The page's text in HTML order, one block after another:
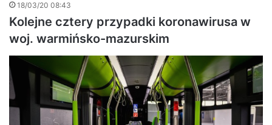
18/03/20 08:43
Kolejne cztery przypadki koronawirusa w
woj. warmińsko-mazurskim